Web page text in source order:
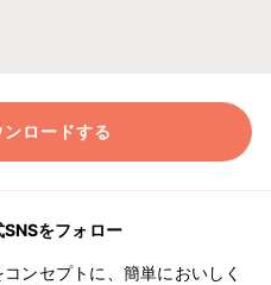
ロードする
をフォロー
ンセプトに、簡単においしく